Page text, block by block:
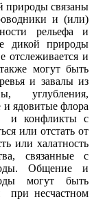
природы связаны
и (или)
рельефа и
дикой природы
отслеживается и
могут быть
и завалы из
углубления,
ядовитые флора
и конфликты с
или отстать от
или халатность
связанные с
Общение и
могут быть
несчастном